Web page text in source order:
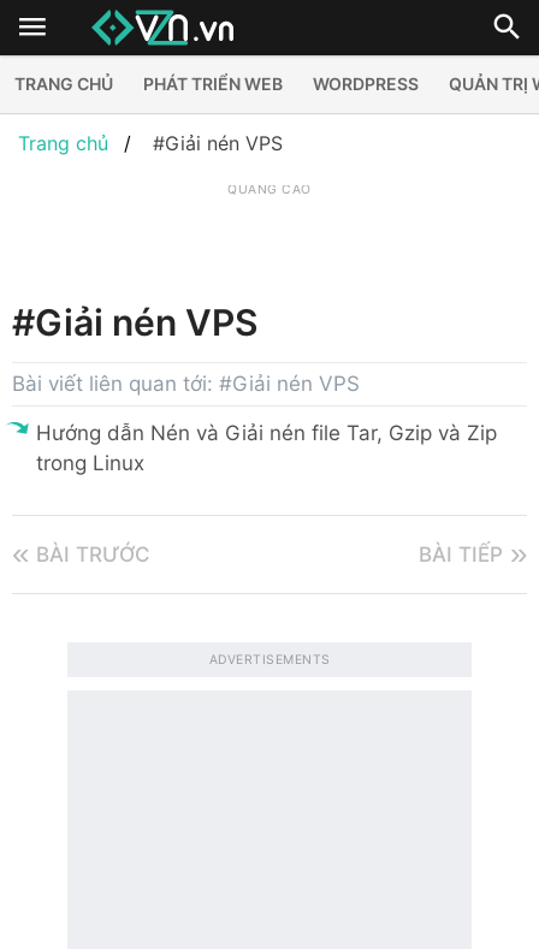
TRANG CHỦ PHÁT TRIỂN WEB WORDPRESS QUẢN TRỊ
Trang chủ #Giải nén VPS
QUẢNG CÁO
#Giải nén VPS
Bài viết liên quan tới: #Giải nén VPS
Hướng dẫn Nén và Giải nén file Tar, Gzip và Zip
trong Linux
BÀI TRƯỚC BÀI TIẾP
ADVERTISEMENTS